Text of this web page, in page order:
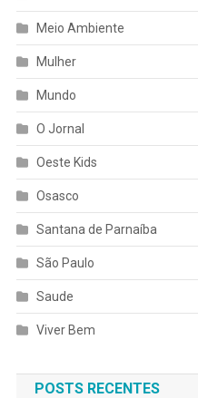
Meio Ambiente
Mulher
Mundo
O Jornal
Oeste Kids
Osasco
Santana de Parnaíba
São Paulo
Saude
Viver Bem
POSTS RECENTES